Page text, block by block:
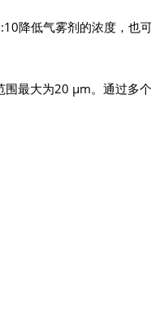
降低气雾剂的浓度，也
最大为20 µm。通过多